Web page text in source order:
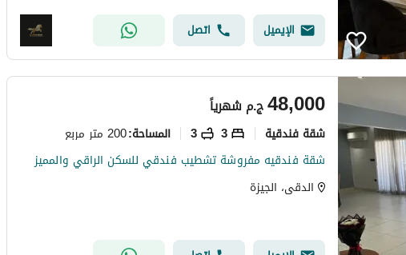
الإيميل اتصل
ج.م48,000 شهرياً
شقة فندقية 3
3 المساحة:200 متر مربع
شقة فندقيه مفروشة تشطيب فندقي للسكن الراقي والمميز
الدقى، الجيزة